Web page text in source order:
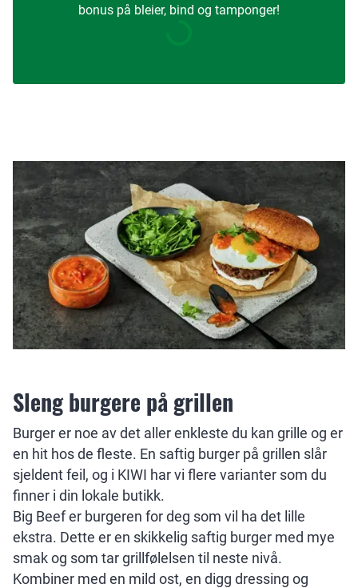
bonus på bleier, bind og tamponger!
Sleng burgere på grillen
Burger er noe av det aller enkleste du kan grille og er
en hit hos de fleste. En saftig burger på grillen slår
sjeldent feil, og i KIWI har vi flere varianter som du
finner i din lokale butikk.
Big Beef er burgeren for deg som vil ha det lille
ekstra. Dette er en skikkelig saftig burger med mye
smak og som tar grillfølelsen til neste nivå.
Kombiner med en mild ost, en digg dressing og